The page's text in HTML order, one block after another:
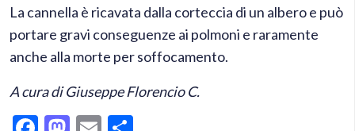
La cannella è ricavata dalla corteccia di un albero e può
portare gravi conseguenze ai polmoni e raramente
anche alla morte per soffocamento.
A cura di Giuseppe Florencio C.